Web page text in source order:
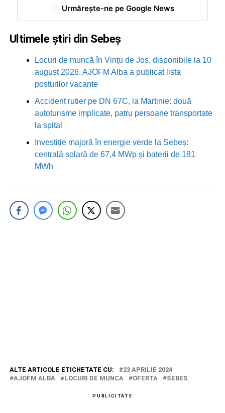
Urmărește-ne pe Google News
Ultimele știri din Sebeș
Locuri de muncă în Vințu de Jos, disponibile la 10
august 2026. AJOFM Alba a publicat lista
posturilor vacante
Accident rutier pe DN 67C, la Martinie: două
autoturisme implicate, patru persoane transportate
la spital
Investiție majoră în energie verde la Sebeș:
centrală solară de 67,4 MWp și baterii de 181
MWh
ALTE ARTICOLE ETICHETATE CU:
23 APRILIE 2024
AJOFM ALBA
LOCURI DE MUNCA OFERTA SEBES
PUBLICITATE